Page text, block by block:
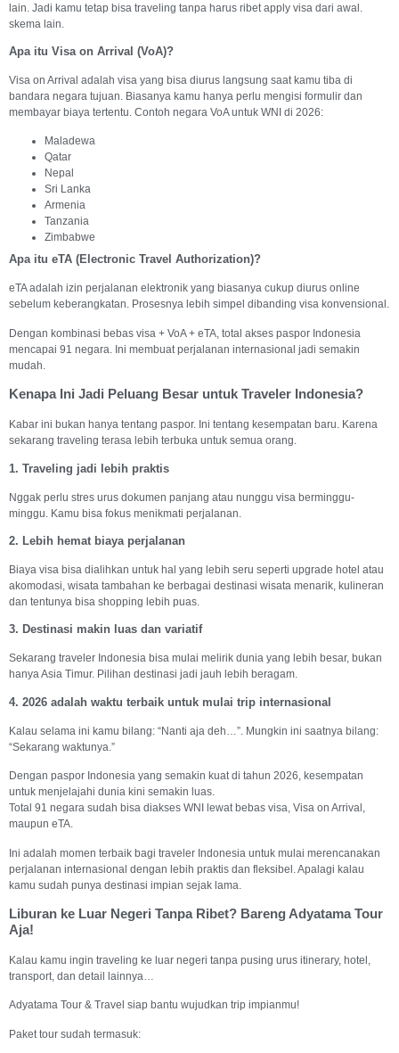
lain. Jadi kamu tetap bisa traveling tanpa harus ribet apply visa dari awal.
skema lain.
Apa itu Visa on Arrival (VoA)?
Visa on Arrival adalah visa yang bisa diurus langsung saat kamu tiba di
bandara negara tujuan. Biasanya kamu hanya perlu mengisi formulir dan
membayar biaya tertentu. Contoh negara VoA untuk WNI di 2026:
Maladewa
Qatar
Nepal
Sri Lanka
Armenia
Tanzania
Zimbabwe
Apa itu eTA (Electronic Travel Authorization)?
eTA adalah izin perjalanan elektronik yang biasanya cukup diurus online
sebelum keberangkatan. Prosesnya lebih simpel dibanding visa konvensional.
Dengan kombinasi bebas visa + VoA + eTA, total akses paspor Indonesia
mencapai 91 negara. Ini membuat perjalanan internasional jadi semakin
mudah.
Kenapa Ini Jadi Peluang Besar untuk Traveler Indonesia?
Kabar ini bukan hanya tentang paspor. Ini tentang kesempatan baru. Karena
sekarang traveling terasa lebih terbuka untuk semua orang.
1. Traveling jadi lebih praktis
Nggak perlu stres urus dokumen panjang atau nunggu visa berminggu-
minggu. Kamu bisa fokus menikmati perjalanan.
2. Lebih hemat biaya perjalanan
Biaya visa bisa dialihkan untuk hal yang lebih seru seperti upgrade hotel atau
akomodasi, wisata tambahan ke berbagai destinasi wisata menarik, kulineran
dan tentunya bisa shopping lebih puas.
3. Destinasi makin luas dan variatif
Sekarang traveler Indonesia bisa mulai melirik dunia yang lebih besar, bukan
hanya Asia Timur. Pilihan destinasi jadi jauh lebih beragam.
4. 2026 adalah waktu terbaik untuk mulai trip internasional
Kalau selama ini kamu bilang: “Nanti aja deh…”. Mungkin ini saatnya bilang:
“Sekarang waktunya.”
Dengan paspor Indonesia yang semakin kuat di tahun 2026, kesempatan
untuk menjelajahi dunia kini semakin luas.
Total 91 negara sudah bisa diakses WNI lewat bebas visa, Visa on Arrival,
maupun eTA.
Ini adalah momen terbaik bagi traveler Indonesia untuk mulai merencanakan
perjalanan internasional dengan lebih praktis dan fleksibel. Apalagi kalau
kamu sudah punya destinasi impian sejak lama.
Liburan ke Luar Negeri Tanpa Ribet? Bareng Adyatama Tour
Aja!
Kalau kamu ingin traveling ke luar negeri tanpa pusing urus itinerary, hotel,
transport, dan detail lainnya…
Adyatama Tour & Travel siap bantu wujudkan trip impianmu!
Paket tour sudah termasuk: